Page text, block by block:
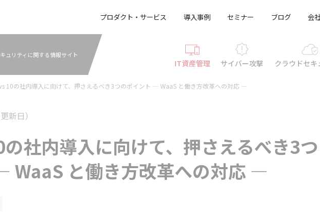
プロダクト・サービス 導入事例 セミナー ブログ 会
ュリティに関する情報サイト
IT資産管理 サイバー攻撃 クラウドセキ
10の社内導入に向けて、押さえるべき3つのポイント ― WaaS と働き方改革への対応 ―
更新日）
社内導入に向けて、押さえるべき3つ
WaaS と働き方改革への対応 ―